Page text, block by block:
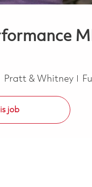
Pratt & Whitney
job